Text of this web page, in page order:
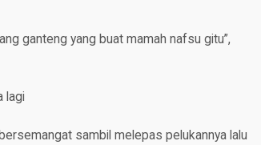
ganteng yang buat mamah nafsu gitu”,
lagi
sambil melepas pelukannya lalu